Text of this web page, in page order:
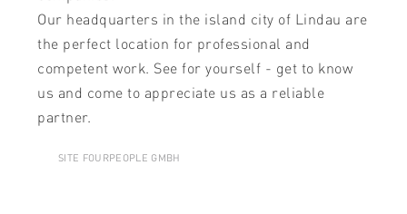
Our headquarters in the island city of Lindau are
the perfect location for professional and
competent work. See for yourself - get to know
us and come to appreciate us as a reliable
partner.
SITE FOURPEOPLE GMBH